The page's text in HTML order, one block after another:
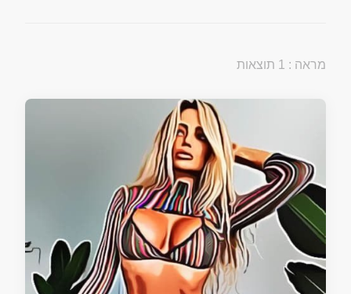
מראה : 1 תוצאות